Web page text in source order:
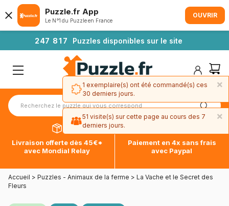
247 81 7 Puzzles disponibles sur le site
Livraison offerte dès 45€*
avec Mondial Relay
Paiement en 4x sans frais
avec Paypal
Accueil > Puzzles - Animaux de la ferme > La Vache et le Secret des
Fleurs
×
1 exemplaire(s) ont été commandé(s) ces
30 derniers jours.
×
51 visite(s) sur cette page au cours des 7
derniers jours.
Puzzle.fr App
Le N°1 du Puzzle en France
OUVRIR